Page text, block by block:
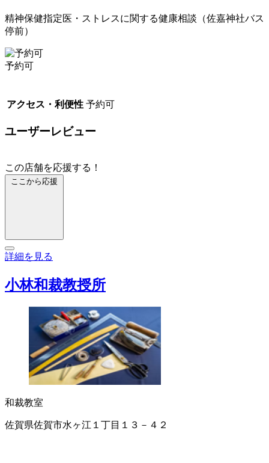
精神保健指定医・ストレスに関する健康相談（佐嘉神社バス
停前）
予約可
アクセス・利便性 予約可
ユーザーレビュー
この店舗を応援する！
ここから応援
詳細を見る
小林和裁教授所
和裁教室
佐賀県佐賀市水ヶ江１丁目１３－４２